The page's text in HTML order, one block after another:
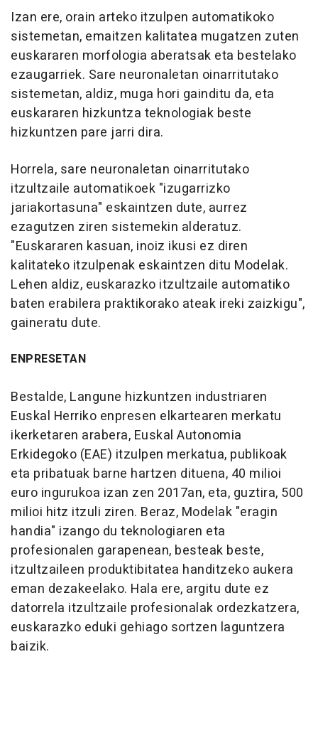
Izan ere, orain arteko itzulpen automatikoko
sistemetan, emaitzen kalitatea mugatzen zuten
euskararen morfologia aberatsak eta bestelako
ezaugarriek. Sare neuronaletan oinarritutako
sistemetan, aldiz, muga hori gainditu da, eta
euskararen hizkuntza teknologiak beste
hizkuntzen pare jarri dira.
Horrela, sare neuronaletan oinarritutako
itzultzaile automatikoek "izugarrizko
jariakortasuna" eskaintzen dute, aurrez
ezagutzen ziren sistemekin alderatuz.
"Euskararen kasuan, inoiz ikusi ez diren
kalitateko itzulpenak eskaintzen ditu Modelak.
Lehen aldiz, euskarazko itzultzaile automatiko
baten erabilera praktikorako ateak ireki zaizkigu",
gaineratu dute.
ENPRESETAN
Bestalde, Langune hizkuntzen industriaren
Euskal Herriko enpresen elkartearen merkatu
ikerketaren arabera, Euskal Autonomia
Erkidegoko (EAE) itzulpen merkatua, publikoak
eta pribatuak barne hartzen dituena, 40 milioi
euro ingurukoa izan zen 2017an, eta, guztira, 500
milioi hitz itzuli ziren. Beraz, Modelak "eragin
handia" izango du teknologiaren eta
profesionalen garapenean, besteak beste,
itzultzaileen produktibitatea handitzeko aukera
eman dezakeelako. Hala ere, argitu dute ez
datorrela itzultzaile profesionalak ordezkatzera,
euskarazko eduki gehiago sortzen laguntzera
baizik.